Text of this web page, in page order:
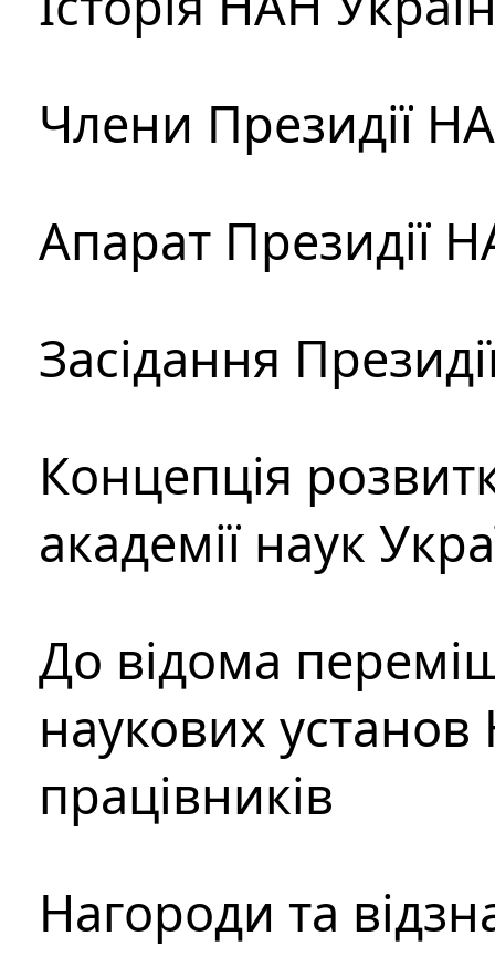
Члени Президії
Апарат Президії
Засідання
Концепція
академії наук
До відома
наукових установ
працівників
Нагороди та